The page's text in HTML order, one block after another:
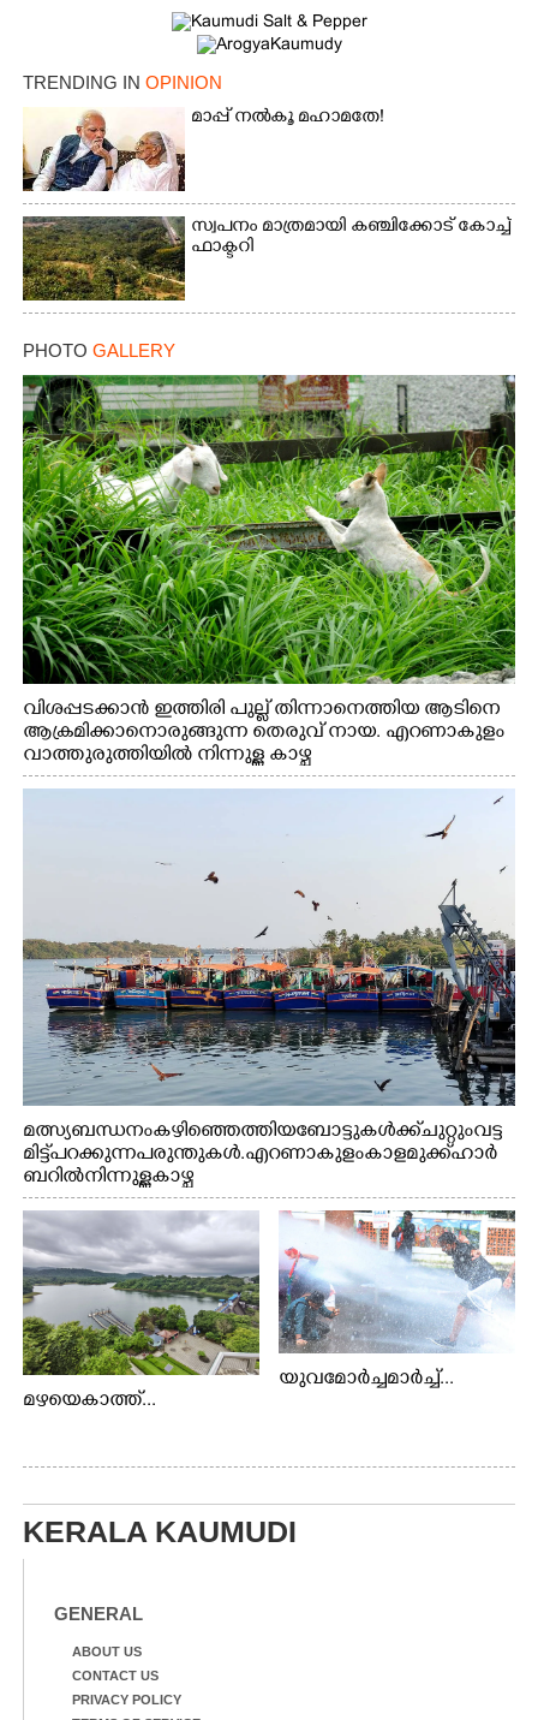
TRENDING IN OPINION
മാപ്പ് നൽകൂ മഹാമതേ!
സ്വപനം മാത്രമായി കഞ്ചിക്കോട് കോച്ച്
ഫാക്ടറി
PHOTO GALLERY
വിശപ്പടക്കാൻ ഇത്തിരി പുല്ല് തിന്നാനെത്തിയ ആടിനെ
ആക്രമിക്കാനൊരുങ്ങുന്ന തെരുവ് നായ. എറണാകുളം
വാത്തുരുത്തിയിൽ നിന്നുള്ള കാഴ്ച
മത്സ്യബന്ധനം കഴിഞ്ഞെത്തിയ ബോട്ടുകൾക്ക് ചുറ്റും വട്ട
മിട്ട് പറക്കുന്ന പരുന്തുകൾ. എറണാകുളം കാളമുക്ക് ഹാർ
ബറിൽ നിന്നുള്ള കാഴ്ച
മഴയെകാത്ത്...
യുവമോർച്ചമാർച്ച്...
KERALA KAUMUDI
GENERAL
ABOUT US
CONTACT US
PRIVACY POLICY